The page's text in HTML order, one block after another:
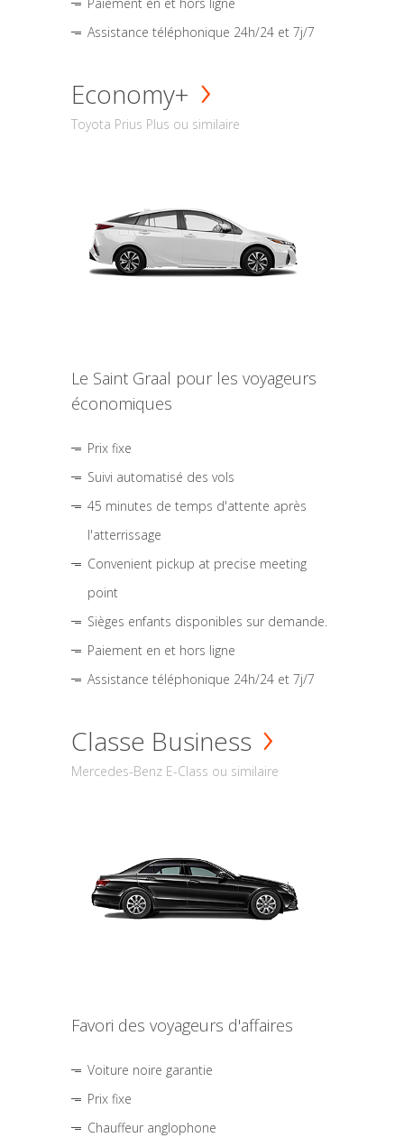
Assistance téléphonique 24h/24 et 7j/7
Economy+
Toyota Prius Plus ou similaire
Le Saint Graal pour les voyageurs
économiques
Prix fixe
Suivi automatisé des vols
45 minutes de temps d'attente après
l'atterrissage
Convenient pickup at precise meeting
point
Sièges enfants disponibles sur demande.
Paiement en et hors ligne
Assistance téléphonique 24h/24 et 7j/7
Classe Business
Mercedes-Benz E-Class ou similaire
Favori des voyageurs d'affaires
Voiture noire garantie
Prix fixe
Chauffeur anglophone